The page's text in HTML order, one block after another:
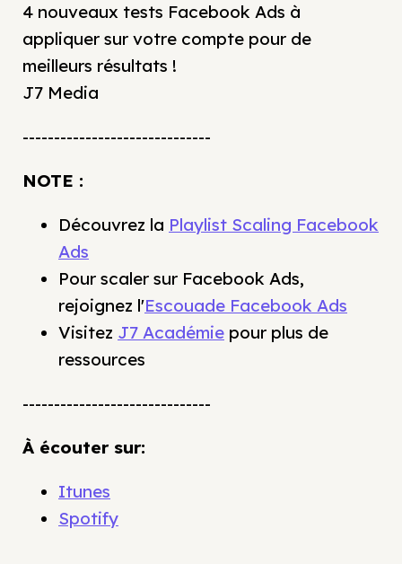
4 nouveaux tests Facebook Ads à
appliquer sur votre compte pour de
meilleurs résultats !
J7 Media
------------------------------
NOTE :
Découvrez la Playlist Scaling Facebook
Ads
Pour scaler sur Facebook Ads,
rejoignez l'Escouade Facebook Ads
Visitez J7 Académie pour plus de
ressources
------------------------------
À écouter sur:
Itunes
Spotify